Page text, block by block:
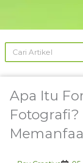
content
Search
Apa Itu
Fotografi?